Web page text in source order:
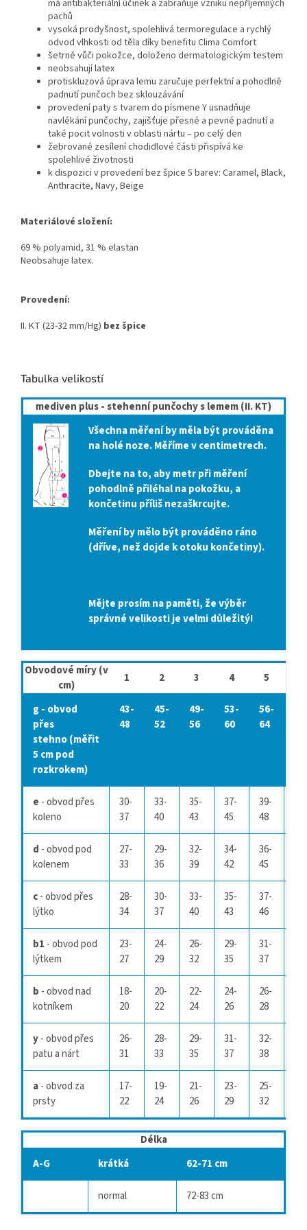
má antibakteriální účinek a zabraňuje vzniku nepříjemných
pachů
vysoká prodyšnost, spolehlivá termoregulace a rychlý
odvod vlhkosti od těla díky benefitu Clima Comfort
šetrné vůči pokožce, doloženo dermatologickým testem
neobsahují latex
protiskluzová úprava lemu zaručuje perfektní a pohodlné
padnutí punčoch bez sklouzávání
provedení paty s tvarem do písmene Y usnadňuje
navlékání punčochy, zajišťuje přesné a pevné padnutí a
také pocit volnosti v oblasti nártu – po celý den
žebrované zesílení chodidlové části přispívá ke
spolehlivé životnosti
k dispozici v provedení bez špice 5 barev: Caramel, Black,
Anthracite, Navy, Beige
Materiálové složení:
69 % polyamid, 31 % elastan
Neobsahuje latex.
Provedení:
II. KT (23-32 mm/Hg) bez špice
Tabulka velikostí
mediven plus - stehenní punčochy s lemem (II. KT)
Všechna měření by měla být prováděna
na holé noze. Měříme v centimetrech.
Dbejte na to, aby metr při měření
pohodlně přiléhal na pokožku, a
končetinu příliš nezaškrcujte.
Měření by mělo být prováděno ráno
(dříve, než dojde k otoku končetiny).
Mějte prosím na paměti, že výběr
správné velikosti je velmi důležitý!
Obvodové míry (v
cm)
1 2 3 4 5
g - obvod
přes
stehno (měřit
5 cm pod
rozkrokem)
43-
48
45-
52
49-
56
53-
60
56-
64
e - obvod přes
koleno
30-
37
33-
40
35-
43
37-
45
39-
48
d - obvod pod
kolenem
27-
33
29-
36
32-
39
34-
42
36-
45
c- obvod přes
lýtko
28-
34
30-
37
33-
40
35-
43
37-
46
b1 - obvod pod
lýtkem
23-
27
24-
29
26-
32
29-
35
31-
37
b - obvod nad
kotníkem
18-
20
20-
22
22-
24
24-
26
26-
28
y- obvod přes
patu a nárt
26-
31
28-
33
29-
35
31-
37
32-
38
a- obvod za
prsty
17-
22
19-
24
21-
26
23-
29
25-
32
Délka
A-G
krátká 62-71 cm
normal 72-83 cm